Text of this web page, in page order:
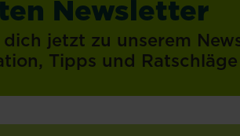
Newsletter
dich jetzt zu unserem
Tipps und